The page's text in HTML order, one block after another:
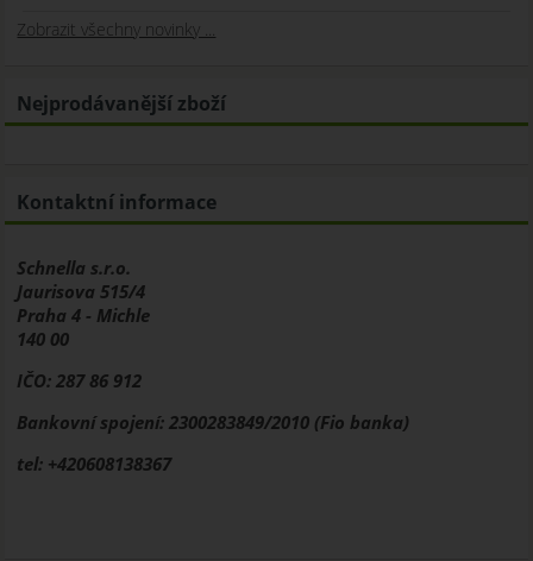
Zobrazit všechny novinky ...
Nejprodávanější zboží
Kontaktní informace
Schnella s.r.o.
Jaurisova 515/4
Praha 4 - Michle
140 00
IČO: 287 86 912
Bankovní spojení: 2300283849/2010 (Fio banka)
tel: +420608138367